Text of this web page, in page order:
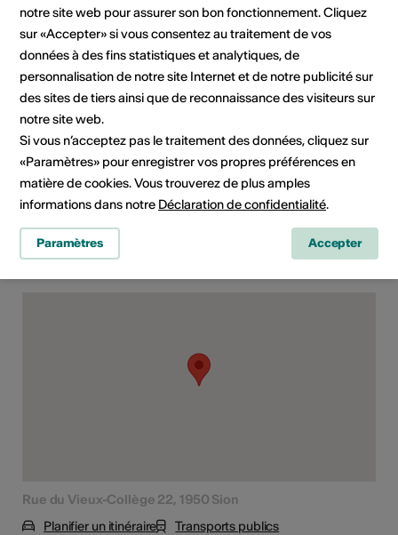
E-Mail
Site Internet
Domaine
Spectacle
Classe d'âge
Tout public
Lieu de l'événement
Rue du Vieux-Collège 22, 1950 Sion
Planifier un itinéraire
Transports publics
notre site web pour assurer son bon fonctionnement. Cliquez
sur «Accepter» si vous consentez au traitement de vos
données à des fins statistiques et analytiques, de
personnalisation de notre site Internet et de notre publicité sur
des sites de tiers ainsi que de reconnaissance des visiteurs sur
notre site web.
Si vous n’acceptez pas le traitement des données, cliquez sur
«Paramètres» pour enregistrer vos propres préférences en
matière de cookies. Vous trouverez de plus amples
informations dans notre Déclaration de confidentialité.
Paramètres Accepter